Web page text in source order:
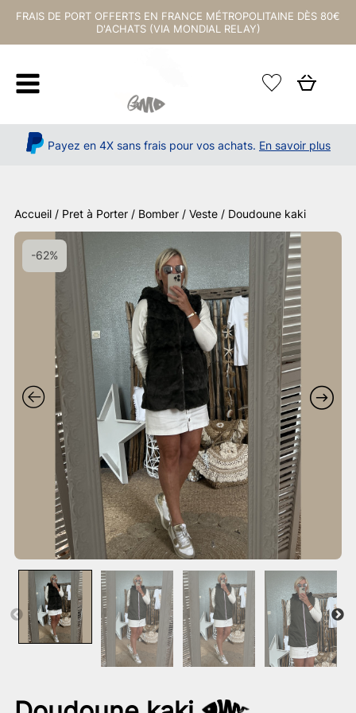
FRAIS DE PORT OFFERTS EN FRANCE MÉTROPOLITAINE DÈS 80€
D'ACHATS (VIA MONDIAL RELAY)
Payez en 4X sans frais pour vos achats. En savoir plus
Accueil / Pret à Porter / Bomber / Veste / Doudoune kaki
-62%